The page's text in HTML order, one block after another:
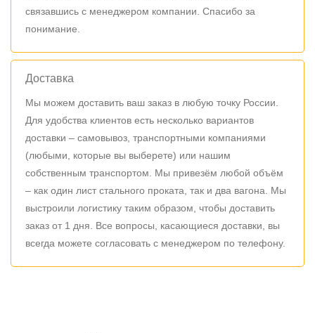
связавшись с менеджером компании. Спасибо за
понимание.
Доставка
Мы можем доставить ваш заказ в любую точку России.
Для удобства клиентов есть несколько вариантов
доставки – самовывоз, транспортными компаниями
(любыми, которые вы выберете) или нашим
собственным транспортом. Мы привезём любой объём
– как один лист стального проката, так и два вагона. Мы
выстроили логистику таким образом, чтобы доставить
заказ от 1 дня. Все вопросы, касающиеся доставки, вы
всегда можете согласовать с менеджером по телефону.